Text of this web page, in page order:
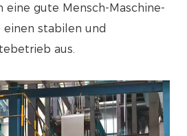
eine gute Mensch-Maschine-
stabilen und
aus.